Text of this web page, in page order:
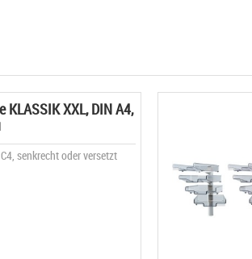
KLASSIK XXL, DIN A4,
senkrecht oder versetzt